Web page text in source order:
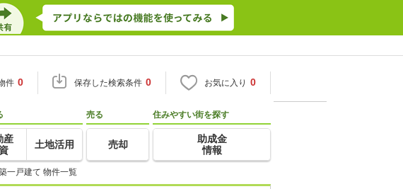
件 0 保存した検索条件 0 お気に入り 0
産
土地活用
売る
売却
住みやすい街を探す
助成金
情報
一戸建て 物件一覧